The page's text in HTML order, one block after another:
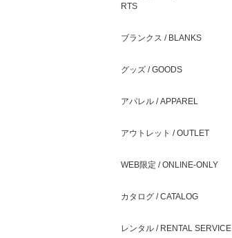
RTS
ブランクス / BLANKS
グッズ / GOODS
アパレル / APPAREL
アウトレット / OUTLET
WEB限定 / ONLINE-ONLY
カタログ / CATALOG
レンタル / RENTAL SERVICE